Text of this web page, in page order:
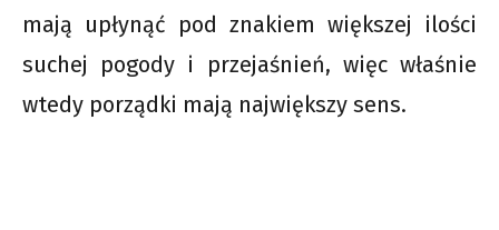
mają upłynąć pod znakiem większej ilości
suchej pogody i przejaśnień, więc właśnie
wtedy porządki mają największy sens.